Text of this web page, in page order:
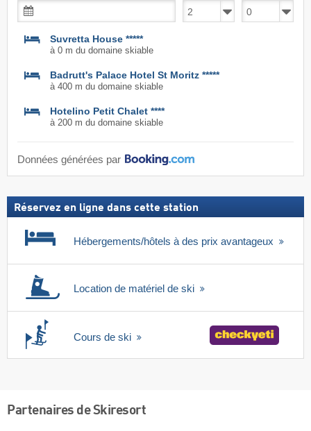
Suvretta House *****
à 0 m du domaine skiable
Badrutt's Palace Hotel St Moritz *****
à 400 m du domaine skiable
Hotelino Petit Chalet ****
à 200 m du domaine skiable
Données générées par
Réservez en ligne dans cette station
Hébergements/hôtels à des prix avantageux
Location de matériel de ski
Cours de ski
Partenaires de Skiresort